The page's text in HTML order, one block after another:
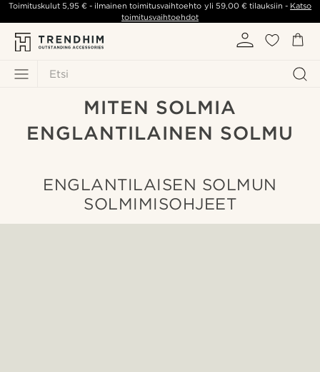
Etsi
Toimituskulut5,95 € - ilmainen toimitusvaihtoehto yli 59,00 €tilauksiin - Katso
toimitusvaihtoehdot
MITEN SOLMIA
ENGLANTILAINEN SOLMU
ENGLANTILAISEN SOLMUN
SOLMIMISOHJEET